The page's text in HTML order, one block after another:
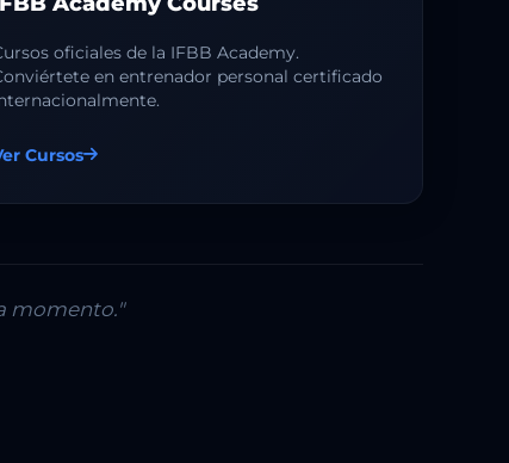
oficiales de la IFBB Academy.
en entrenador personal certificado
Cursos
momento."